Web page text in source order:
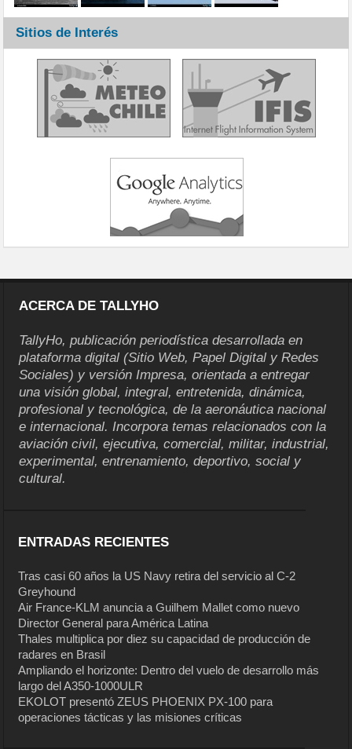
Sitios de Interés
ACERCA DE TALLYHO
TallyHo, publicación periodística desarrollada en
plataforma digital (Sitio Web, Papel Digital y Redes
Sociales) y versión Impresa, orientada a entregar
una visión global, integral, entretenida, dinámica,
profesional y tecnológica, de la aeronáutica nacional
e internacional. Incorpora temas relacionados con la
aviación civil, ejecutiva, comercial, militar, industrial,
experimental, entrenamiento, deportivo, social y
cultural.
ENTRADAS RECIENTES
Tras casi 60 años la US Navy retira del servicio al C-2
Greyhound
Air France-KLM anuncia a Guilhem Mallet como nuevo
Director General para América Latina
Thales multiplica por diez su capacidad de producción de
radares en Brasil
Ampliando el horizonte: Dentro del vuelo de desarrollo más
largo del A350-1000ULR
EKOLOT presentó ZEUS PHOENIX PX-100 para
operaciones tácticas y las misiones críticas